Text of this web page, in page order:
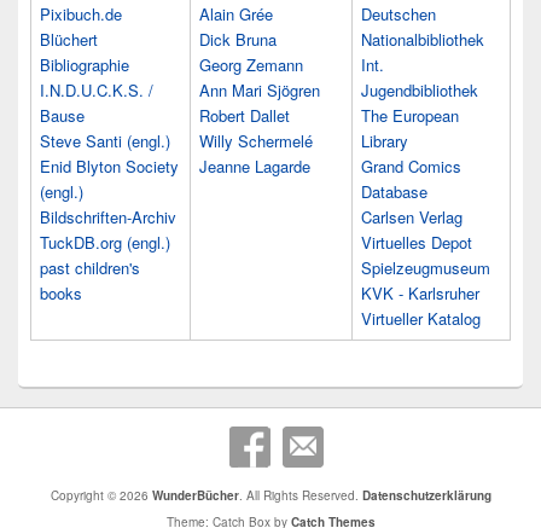
Pixibuch.de
Blüchert
Bibliographie
I.N.D.U.C.K.S. /
Bause
Steve Santi (engl.)
Enid Blyton Society
(engl.)
Bildschriften-Archiv
TuckDB.org (engl.)
past children's
books
Alain Grée
Dick Bruna
Georg Zemann
Ann Mari Sjögren
Robert Dallet
Willy Schermelé
Jeanne Lagarde
Deutschen
Nationalbibliothek
Int.
Jugendbibliothek
The European
Library
Grand Comics
Database
Carlsen Verlag
Virtuelles Depot
Spielzeugmuseum
KVK - Karlsruher
Virtueller Katalog
Copyright © 2026 WunderBücher. All Rights Reserved. Datenschutzerklärung
Theme: Catch Box by Catch Themes